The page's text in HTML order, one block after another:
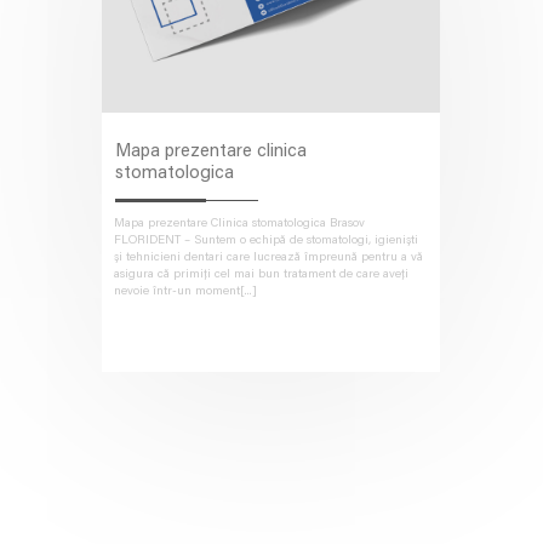
Mapa prezentare clinica
stomatologica
Mapa prezentare Clinica stomatologica Brasov
FLORIDENT – Suntem o echipă de stomatologi, igieniști
și tehnicieni dentari care lucrează împreună pentru a vă
asigura că primiți cel mai bun tratament de care aveți
nevoie într-un moment[...]